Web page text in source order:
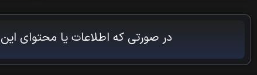
در صورتی که اطلاعات یا محتوای